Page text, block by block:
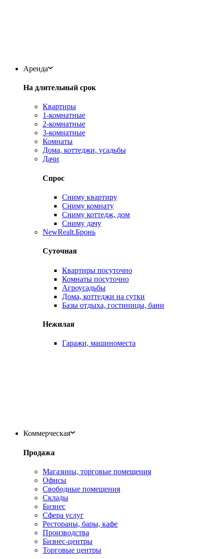
Аренда
На длительный срок
Квартиры
1-комнатные
2-комнатные
3-комнатные
Комнаты
Дома, коттеджи, усадьбы
Дачи
Спрос
Сниму квартиру
Сниму комнату
Сниму коттедж, дом
Сниму дачу
NewRealt.Бронь
Суточная
Квартиры посуточно
Комнаты посуточно
Агроусадьбы
Дома, коттеджи на сутки
Базы отдыха, гостиницы, бани
Нежилая
Гаражи, машиноместа
Коммерческая
Продажа
Магазины, торговые помещения
Офисы
Свободные помещения
Склады
Бизнес
Сфера услуг
Рестораны, бары, кафе
Производства
Бизнес-центры
Торговые центры